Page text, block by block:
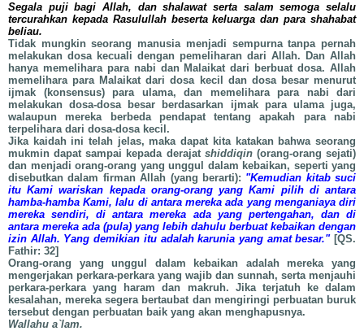
Segala puji bagi Allah, dan shalawat serta salam semoga selalu
tercurahkan kepada Rasulullah beserta keluarga dan para shahabat
beliau.
Tidak mungkin seorang manusia menjadi sempurna tanpa pernah
melakukan dosa kecuali dengan pemeliharan dari Allah. Dan Allah
hanya memelihara para nabi dan Malaikat dari berbuat dosa. Allah
memelihara para Malaikat dari dosa kecil dan dosa besar menurut
ijmak (konsensus) para ulama, dan memelihara para nabi dari
melakukan dosa-dosa besar berdasarkan ijmak para ulama juga,
walaupun mereka berbeda pendapat tentang apakah para nabi
terpelihara dari dosa-dosa kecil.
Jika kaidah ini telah jelas, maka dapat kita katakan bahwa seorang
mukmin dapat sampai kepada derajat shiddiqin(orang-orang sejati)
dan menjadi orang-orang yang unggul dalam kebaikan, seperti yang
disebutkan dalam firman Allah (yang berarti): "Kemudian kitab suci
itu Kami wariskan kepada orang-orang yang Kami pilih di antara
hamba-hamba Kami, lalu di antara mereka ada yang menganiaya diri
mereka sendiri, di antara mereka ada yang pertengahan, dan di
antara mereka ada (pula) yang lebih dahulu berbuat kebaikan dengan
izin Allah. Yang demikian itu adalah karunia yang amat besar."[QS.
Fathir: 32]
Orang-orang yang unggul dalam kebaikan adalah mereka yang
mengerjakan perkara-perkara yang wajib dan sunnah, serta menjauhi
perkara-perkara yang haram dan makruh. Jika terjatuh ke dalam
kesalahan, mereka segera bertaubat dan mengiringi perbuatan buruk
tersebut dengan perbuatan baik yang akan menghapusnya.
Wallahu a`lam.